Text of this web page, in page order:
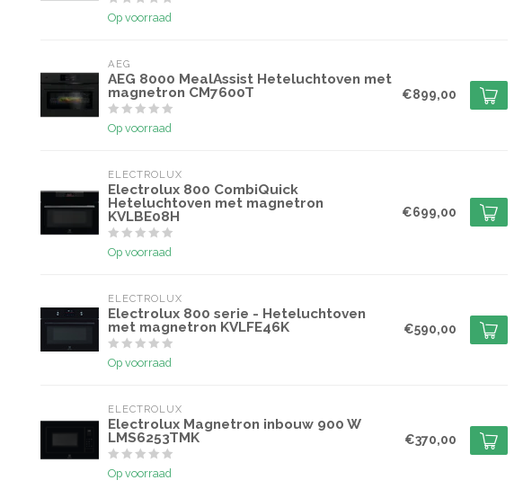
Op voorraad
AEG
AEG 8000 MealAssist Heteluchtoven met
magnetron CM7600T
Op voorraad
€899,00
ELECTROLUX
Electrolux 800 CombiQuick
Heteluchtoven met magnetron
KVLBE08H
Op voorraad
€699,00
ELECTROLUX
Electrolux 800 serie - Heteluchtoven
met magnetron KVLFE46K
Op voorraad
€590,00
ELECTROLUX
Electrolux Magnetron inbouw 900 W
LMS6253TMK
Op voorraad
€370,00